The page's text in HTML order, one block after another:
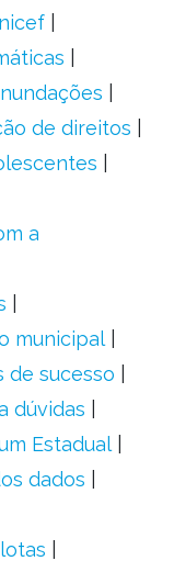
de direitos
a
municipal
de sucesso
dúvidas
Estadual
dados